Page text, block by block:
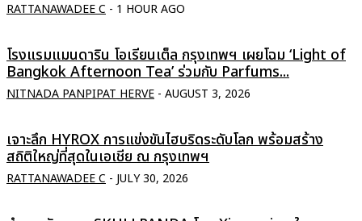
RATTANAWADEE C - 1 HOUR AGO
โรงแรมแมนดาริน โอเรียนเต็ล กรุงเทพฯ เผยโฉม ‘Light of
Bangkok Afternoon Tea’ ร่วมกับ Parfums...
NITNADA PANPIPAT HERVE - AUGUST 3, 2026
เจาะลึก HYROX การแข่งขันไฮบริดระดับโลก พร้อมสร้าง
สถิติใหญ่ที่สุดในเอเชีย ณ กรุงเทพฯ
RATTANAWADEE C - JULY 30, 2026